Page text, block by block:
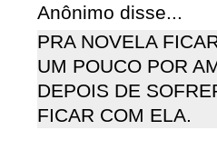
Anônimo disse...
PRA NOVELA
UM POUCO POR
DEPOIS DE
FICAR COM ELA.